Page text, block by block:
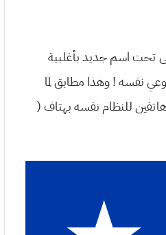
تحت اسم جدید بأغلبیة
نفسه ! وهذا مطابق لما
الناس هاتفین للنظام نفسه بهتاف (